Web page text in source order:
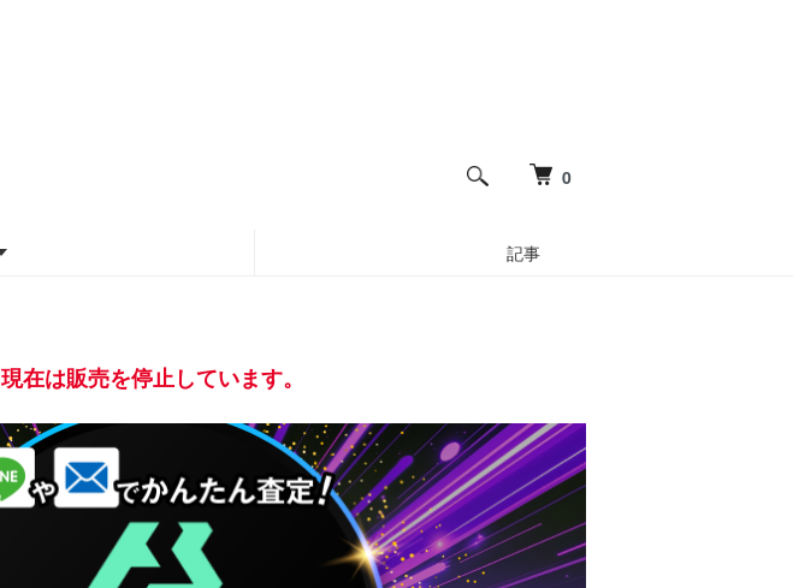
0
記事
現在は販売を停止しています。